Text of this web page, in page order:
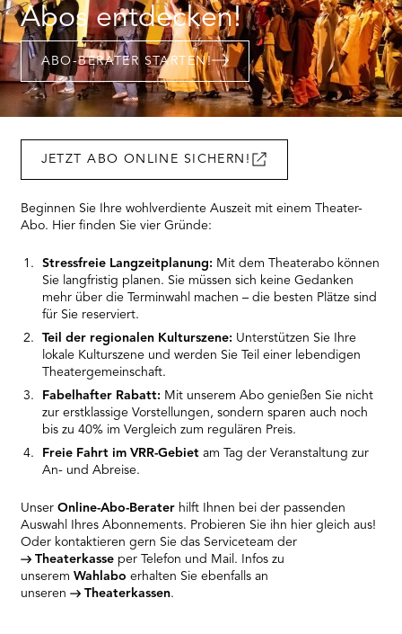
BESUCH ÖFFNEN
Abos entdecken!
ABO-BERATER STARTEN!
JETZT ABO ONLINE SICHERN!
Beginnen Sie Ihre wohlverdiente Auszeit mit einem Theater-
Abo. Hier finden Sie vier Gründe:
Stressfreie Langzeitplanung: Mit dem Theaterabo können
Sie langfristig planen. Sie müssen sich keine Gedanken
mehr über die Terminwahl machen – die besten Plätze sind
für Sie reserviert.
Teil der regionalen Kulturszene: Unterstützen Sie Ihre
lokale Kulturszene und werden Sie Teil einer lebendigen
Theatergemeinschaft.
Fabelhafter Rabatt: Mit unserem Abo genießen Sie nicht
zur erstklassige Vorstellungen, sondern sparen auch noch
bis zu 40% im Vergleich zum regulären Preis.
Freie Fahrt im VRR-Gebiet am Tag der Veranstaltung zur
An- und Abreise.
UnserOnline-Abo-Berater hilft Ihnen bei der passenden
Auswahl Ihres Abonnements. Probieren Sie ihn hier gleich aus!
Oder kontaktieren gern Sie das Serviceteam der
Theaterkasseper Telefon und Mail. Infos zu
unseremWahlabo erhalten Sie ebenfalls an
unseren
Theaterkassen.